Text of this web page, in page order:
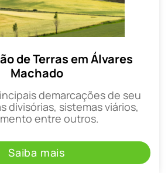
de Terras em Álvares
Machado
demarcações de seu
divisórias, sistemas viários,
entre outros.
Saiba mais